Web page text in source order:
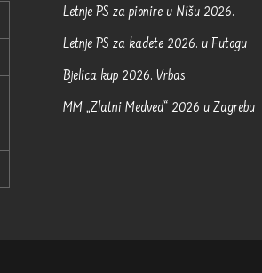
Letnje PS za pionire u Nišu 2026.
Letnje PS za kadete 2026. u Futogu
Bjelica kup 2026. Vrbas
MM „Zlatni Medved“ 2026 u Zagrebu